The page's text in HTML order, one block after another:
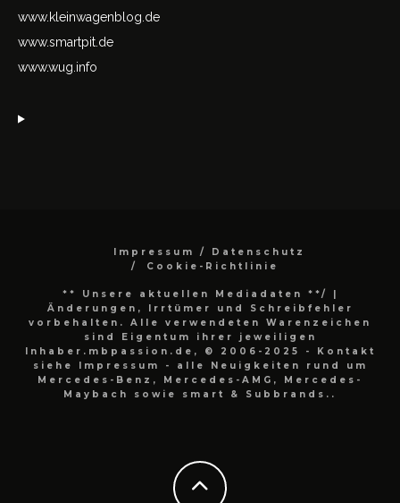
www.kleinwagenblog.de
www.smartpit.de
www.wug.info
Impressum / Datenschutz
Cookie-Richtlinie
** Unsere aktuellen Mediadaten **/
|
Änderungen, Irrtümer und Schreibfehler
vorbehalten. Alle verwendeten Warenzeichen
sind Eigentum ihrer jeweiligen
Inhaber.mbpassion.de, © 2006-2025 - Kontakt
siehe Impressum - alle Neuigkeiten rund um
Mercedes-Benz, Mercedes-AMG, Mercedes-
Maybach sowie smart & Subbrands..